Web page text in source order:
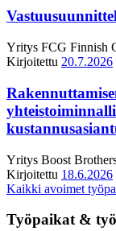
Yritys FCG Finnish
Kirjoitettu 20.7.2026
Yritys Boost
Kirjoitettu 18.6.2026
Kaikki avoimet
Työpaikat &